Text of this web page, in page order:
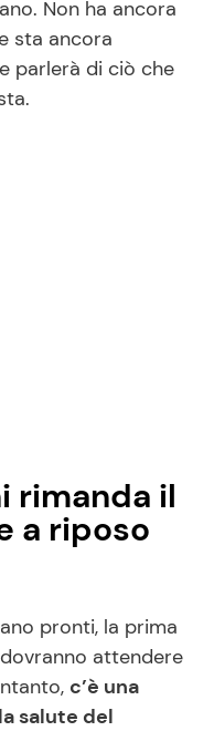
Non ha ancora
sta ancora
parlerà di ciò che
rimanda il
a riposo
pronti, la prima
attendere
c’è una
salute del